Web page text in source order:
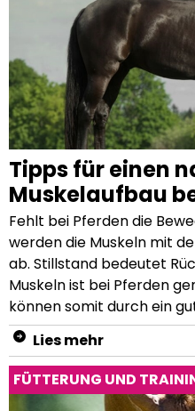
Tipps für einen
Muskelaufbau
Fehlt bei Pferden die Bewegung und das Training, werden die Muskeln mit der Zeit schwächer und bauen ab. Stillstand bedeutet Rückschritt. Die Anzahl der Muskeln ist bei Pferden genetisch festgelegt. Muskeln können somit durch ein gutes Training zwar dicker und stärker werden, sich aber nicht vermehren. Das richtige Training für stärkere Muskeln braucht Zeit, Geduld und Durchhaltevermögen. Eine gesunde Muskulatur kommt nicht über Nacht zustande, sondern ist das Ergebnis eines bedarfsgerechten Trainings und einer gesunden Fütterung mit ausreichend Raufutter. 5 Tipps zum richtigen Training für einen nachhaltigen Muskelaufbau Mit den folgenden 4 Übungen kannst du einen optimalen und abwechslungsreichen Trainingsplan für dein Pferd entwickeln. Achte darauf, dass du dein Pferd nicht überlastest, sondern das Training ausgewogen aufbaust und zwischen den Trainingstagen auch ausreichend Regenerationsphasen integrierst. So vermeidest du Muskelverletzungen oder eine Übersäuerung der Muskulatur. Ein gutes Training beginnt mit einer Aufwärmphase von ca. 10 Minuten. Hierbei bevorzugt im Schritt reiten und dann langsam das Tempo und den Trainingsanspruch erhöhen. Denke auch beim Abreiten an ein angemessenes „Cool-down“ nach einem anstrengenden Training. 1. Dehnung für untrainierte und verspannte Muskeln Pferde mit steifen und verspannten Muskeln müssen erst locker werden, bevor sie überhaupt Muskelmasse aufbauen können. Mit Dehnübungen werden die Muskeln an Vorderbeinen, Schultern und Rumpf gelockert. Stelle dich frontal vor dein Pferd und greife das Karpalgelenk, das sich in der Mitte des Vorderbeines befindet. Richte dich auf und dehne das Pferdebein nach oben und vorne, bis du einen Widerstand fühlst. Für eine optimale Dehnung solltest du diese Position maximal 30 Sekunden halten. Setze danach das Pferdebein langsam und behutsam wieder ab. Auch die Hinterbeinmuskulatur kannst du mit einer Dehnung auflockern. Umfasse dazu einfach das Fesselgelenk und ziehe das Bein vorsichtig und langsam zum Vorderbein. Halte diese Position maximal 30 Sekunden, bevor du das Hinterbein wieder behutsam absetzt. Höre bei dieser Übung auf die Körpersprache deines Pferdes. Wenn dein Pferd das Bein energisch wegzieht, ist diese Position unangenehm und vielleicht sogar schmerzhaft. Dann solltest du die Dehnung beenden. 2. Wechselnde Kopf-Hals-Stellung Das Reiten in einer starren Kopfstellung, besonders in Aufrichtung, ist für dein Pferd sehr anstrengend und auf Dauer auch nicht gesund. Stattdessen ist es wichtig, während des Reitens den Kopf abwechselnd in Aufrichtung und in eine Vorwärts-Abwärts Haltung zu bringen. Du kannst diese Kopf-Hals-Positionen gezielt trainieren, indem du z.B. auf dem Zirkel reitest und nach einer vollendeten Runde die Kopfposition deines Pferdes änderst. Jüngere Pferde und Pferde mit schwächeren Muskeln können die Aufrichtung nicht ganz so lange halten wie besser ausgebildete Pferde. Achte auf dein Pferd – wenn es mit den Zähnen knirscht oder mit dem Schweif schlägt, ist eine Pause angebracht. 3. Rückwärtsrichten für Vor- und Hinterhand Das Rückwärtsrichten stärkt neben der Muskulatur auch gleichzeitig die Konzentration von Pferd und Reiter. Beim Rückwärtsrichten geht dein Pferd im Zweiertakt diagonal nach hinten, d.h. dein Pferd hebt zuerst das linke Vorderbein und das rechte Hinterbein und wiederholt dies synchron auf der anderen Diagonalen. Dabei wird ein Impuls von deinen Beinen am Sattelgurt und den Zügeln ausgegeben. Das gesprochene Kommando „Zurück“ hilft deinem Pferd, das Rückwärtsrichten zu lernen. Vergiss nicht das Lob, wenn dein Pferd in die richtige Richtung tritt. Es ist völlig in Ordnung, wenn dein Pferd am Anfang nur zwei oder drei Tritte schafft, denn das Rückwärtsrichten ist anstrengend und benötigt daher Zeit und Geduld. Achtung: Die Übung ist besonders für schwächere und untrainierte Pferde extrem anstrengend. Überanstrenge dein Pferd demnach nicht, wiederhole diese Übung nicht zu oft hintereinander und lege unbedingt regelmäßige Pausen ein. Ist dein Pferd bereits gut trainiert, eignet sich außerdem Rückwärtsrichten an einer leichten Steigung als ideale Übung für eine starke Rückenmuskulatur. Beachte jedoch, dass diese Übung für dein Pferd sehr anstrengend ist. Wiederhole sie daher nur wenige Male hintereinander, um dein Pferd nicht zu überlasten. Schlägt dein Pferd auffällig mit dem Schweif oder sträubt sich gegen den Zügel, ist es dringend Zeit für eine Pause. 4. Cavalettis für einen starken Bauch und kräftige Beine Bei der Stangenarbeit hebt dein Pferd die Beine höher. Dabei wird das Becken abgekippt und der Rücken aufgewölbt. So stärkst du mit ein paar Runden gleich eine ganze Reihe an Muskeln. Die Stangen verteilst du auf dem Boden, entweder in einer geraden Linie oder im Kreis. Lasse je nach Gangart und Größe deines Pferdes genügend Platz zwischen den Stangen. Im Schritt sind zwischen 80 und 90 cm Platz angemessen, im Trab zwischen 120 und 150 cm und im Galopp zwischen 300 und 350 cm. Nutze für ein optimales Training alle Gangarten. Dann liegt es an dir, ob du dein Pferd reiten willst (dabei lastet etwas mehr Gewicht auf dem Pferderücken) oder es an der Longe führen
Lies mehr
FÜTTERUNG UND